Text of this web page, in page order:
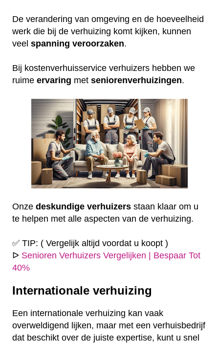
De verandering van omgeving en de hoeveelheid
werk die bij de verhuizing komt kijken, kunnen
veel spanning veroorzaken.
Bij kostenverhuisservice verhuizers hebben we
ruime ervaring met seniorenverhuizingen.
Onze deskundige verhuizers staan klaar om u
te helpen met alle aspecten van de verhuizing.
✅ TIP: ( Vergelijk altijd voordat u koopt )
ᐅ Senioren Verhuizers Vergelijken | Bespaar Tot
40%
Internationale verhuizing
Een internationale verhuizing kan vaak
overweldigend lijken, maar met een verhuisbedrijf
dat beschikt over de juiste expertise, kunt u snel